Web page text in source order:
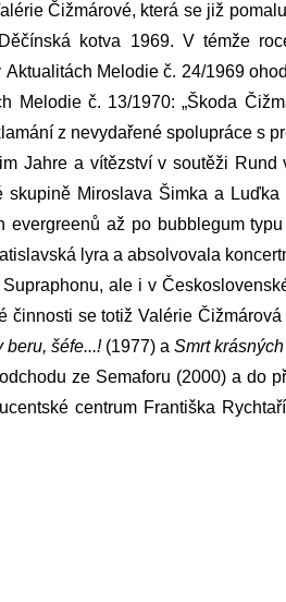
Čižmárové, která se již
kotva 1969. V témže
Melodie č. 24/1969
č. 13/1970: „Škoda
z nevydařené spolupráce s
Jahre a vítězství v soutěži
Miroslava Šimka a
evergreenů až po bubblegum
lyra a absolvovala
ale i v
činnosti se totiž Valérie
beru, šéfe...! (1977) a Smrt
ze Semaforu (2000) a do
centrum Františka